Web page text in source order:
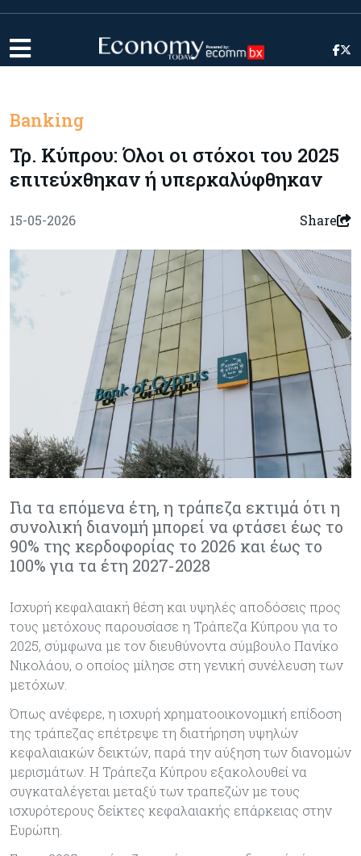
Banking
Τρ. Κύπρου: Όλοι οι στόχοι του 2025
επιτεύχθηκαν ή υπερκαλύφθηκαν
15-05-2026 Share
Για τα επόμενα έτη, η τράπεζα εκτιμά ότι η
συνολική διανομή μπορεί να φτάσει έως το
90% της κερδοφορίας το 2026 και έως το
100% για τα έτη 2027-2028
Ισχυρή κεφαλαιακή θέση και υψηλές αποδόσεις προς
τους μετόχους παρουσίασε η Τράπεζα Κύπρου για το
2025, σύμφωνα με τον διευθύνοντα σύμβουλο Πανίκο
Νικολάου, ο οποίος μίλησε στη γενική συνέλευση των
μετόχων.
Όπως ανέφερε, η ισχυρή χρηματοοικονομική επίδοση
της τράπεζας επέτρεψε τη διατήρηση υψηλών
κεφαλαιακών δεικτών, παρά την αύξηση των διανομών
μερισμάτων. Η Τράπεζα Κύπρου εξακολουθεί να
συγκαταλέγεται μεταξύ των τραπεζών με τους
ισχυρότερους δείκτες κεφαλαιακής επάρκειας στην
Ευρώπη.